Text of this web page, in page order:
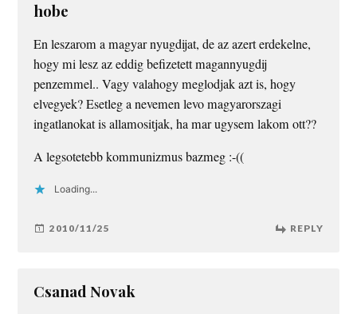
hobe
En leszarom a magyar nyugdijat, de az azert erdekelne,
hogy mi lesz az eddig befizetett magannyugdij
penzemmel.. Vagy valahogy meglodjak azt is, hogy
elvegyek? Esetleg a nevemen levo magyarorszagi
ingatlanokat is allamositjak, ha mar ugysem lakom ott??
A legsotetebb kommunizmus bazmeg :-((
Loading...
2010/11/25 REPLY
Csanad Novak